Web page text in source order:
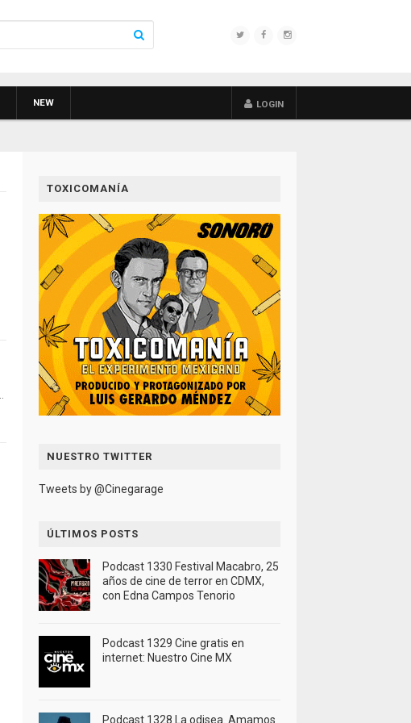
NEW LOGIN
TOXICOMANÍA
NUESTRO TWITTER
Tweets by @Cinegarage
ÚLTIMOS POSTS
Podcast 1330 Festival Macabro, 25
años de cine de terror en CDMX,
con Edna Campos Tenorio
Podcast 1329 Cine gratis en
internet: Nuestro Cine MX
Podcast 1328 La odisea. Amamos